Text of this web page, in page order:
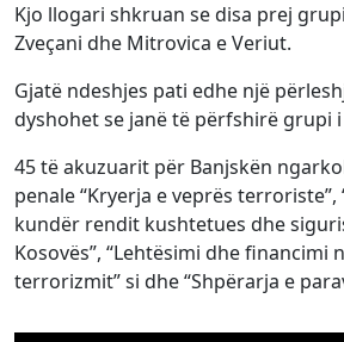
Kjo llogari shkruan se disa prej
Zveçani dhe Mitrovica e Veriut.
Gjatë ndeshjes pati edhe një
dyshohet se janë të përfshirë grupi
45 të akuzuarit për Banjskën
penale “Kryerja e veprës terroriste”,
kundër rendit kushtetues dhe
Kosovës”, “Lehtësimi dhe financimi
terrorizmit” si dhe “Shpërarja e